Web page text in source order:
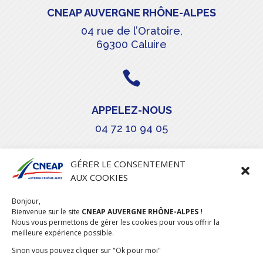
GÉRER LE CONSENTEMENT
AUX COOKIES
Bonjour,
Bienvenue sur le site CNEAP AUVERGNE RHÔNE-ALPES !
Nous vous permettons de gérer les cookies pour vous offrir la
meilleure expérience possible.
Sinon vous pouvez cliquer sur "Ok pour moi"
CNEAP AUVERGNE RHÔNE-ALPES
04 rue de l’Oratoire,
69300 Caluire

APPELEZ-NOUS
04 72 10 94 05

stephanie.maillot@cneap.fr